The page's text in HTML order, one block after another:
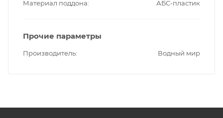
Материал поддона АБС-пластик
Прочие параметры
Производитель Водный мир